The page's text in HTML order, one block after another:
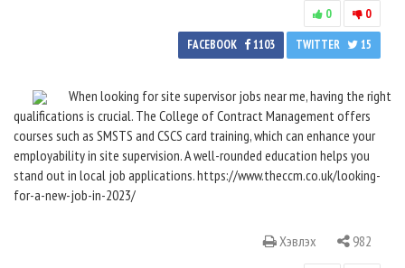
0
0
FACEBOOK 1103 TWITTER 15
When looking for site supervisor jobs near me, having the right
qualifications is crucial. The College of Contract Management offers
courses such as SMSTS and CSCS card training, which can enhance your
employability in site supervision. A well-rounded education helps you
stand out in local job applications. https://www.theccm.co.uk/looking-
for-a-new-job-in-2023/
Хэвлэх 982